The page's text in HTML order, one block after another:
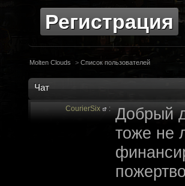
Регистрация
Molten Clouds > Список пользователей
Чат
CourierSix : Добрый
тоже не